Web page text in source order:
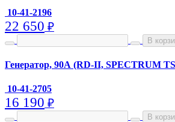
10-41-2196
22 650 ₽
В
Генератор, 90А (RD-II, SPECTRUM
10-41-2705
16 190 ₽
В